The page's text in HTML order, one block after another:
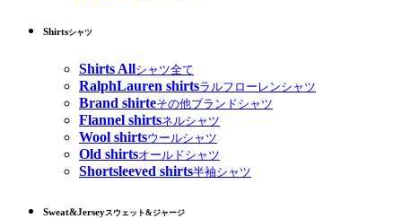
Shirtsシャツ
Shirts Allシャツ全て
RalphLauren shirtsラルフローレンシャツ
Brand shirteその他ブランドシャツ
Flannel shirtsネルシャツ
Wool shirtsウールシャツ
Old shirtsオールドシャツ
Shortsleeved shirts半袖シャツ
Sweat&Jerseyスウェット&ジャージ